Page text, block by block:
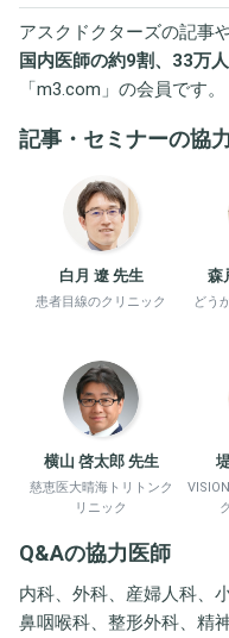
アスクドクターズの記事
国内医師の約9割、33万
「m3.com 」の会員です。
記事・セミナーの協
白月 遼 先生
患者目線のクリニック
森
どう
横山 啓太郎 先生
慈恵医大晴海トリトンク
リニック
Q&Aの協力医師
内科、外科、産婦人科、
鼻咽喉科、整形外科、精